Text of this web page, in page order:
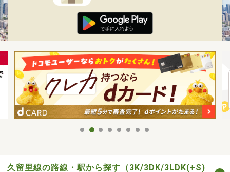
久留里線の路線・駅から探す（3K/3DK/3LDK(+S)